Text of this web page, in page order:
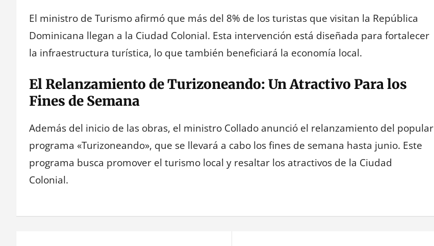
El ministro de Turismo afirmó que más del 8% de los turistas que visitan la República
Dominicana llegan a la Ciudad Colonial. Esta intervención está diseñada para fortalecer
la infraestructura turística, lo que también beneficiará la economía local.
El Relanzamiento de Turizoneando: Un Atractivo Para los
Fines de Semana
Además del inicio de las obras, el ministro Collado anunció el relanzamiento del popular
programa «Turizoneando», que se llevará a cabo los fines de semana hasta junio. Este
programa busca promover el turismo local y resaltar los atractivos de la Ciudad
Colonial.